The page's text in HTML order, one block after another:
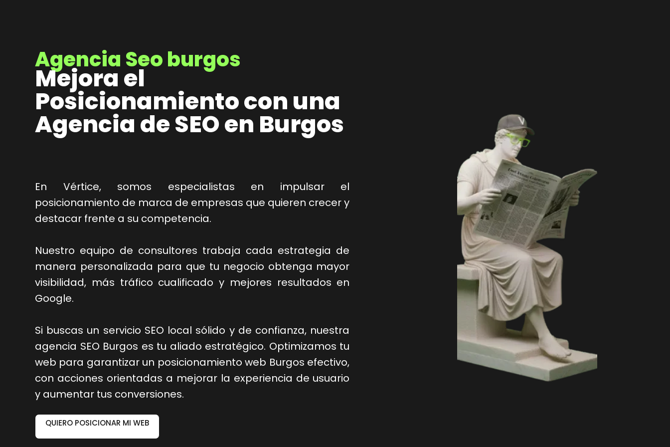
Agencia Seo burgos
Mejora el
Posicionamiento con una
Agencia de SEO en Burgos
En Vértice, somos especialistas en impulsar el
posicionamiento de marca de empresas que quieren crecer y
destacar frente a su competencia.
Nuestro equipo de consultores trabaja cada estrategia de
manera personalizada para que tu negocio obtenga mayor
visibilidad, más tráfico cualificado y mejores resultados en
Google.
Si buscas un servicio SEO local sólido y de confianza, nuestra
agencia SEO Burgos es tu aliado estratégico. Optimizamos tu
web para garantizar un posicionamiento web Burgos efectivo,
con acciones orientadas a mejorar la experiencia de usuario
y aumentar tus conversiones.
QUIERO POSICIONAR MI WEB